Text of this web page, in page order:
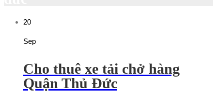
20
Sep
Cho thuê xe tải chở hàng
Quận Thủ Đức